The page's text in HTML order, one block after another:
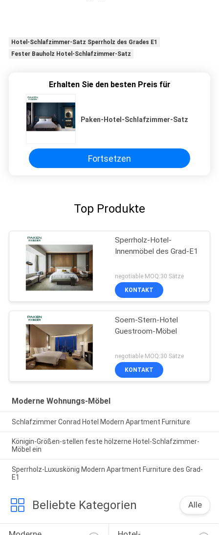
Hotel-Schlafzimmer-Satz Sperrholz des Grades E1
Fester Bauholz Hotel-Schlafzimmer-Satz
Erhalten Sie den besten Preis für
Paken-Hotel-Schlafzimmer-Satz
Fortsetzen
Top Produkte
Sperrholz-Hotel-
Innenmöbel des Grad-E1
negotiable MOQ:30 Sätze
KONTAKT
Soem-Stern-Hotel
Guestroom-Möbel
negotiable MOQ:30 Sätze
KONTAKT
Moderne Wohnungs-Möbel
Schlafzimmer Conrad Hotel Modern Apartment Furniture
Königin-Größen-stellen feste hölzerne Hotel-Schlafzimmer-
Möbel ein
Sperrholz-Luxuskönig Modern Apartment Furniture des Grad-
E1
Beliebte Kategorien Alle